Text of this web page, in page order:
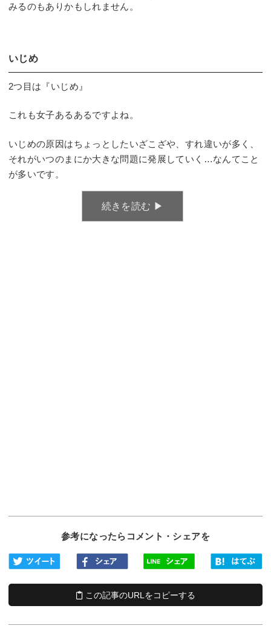
みるのもありかもしれません。
いじめ
2つ目は『いじめ』
これも女子あるあるですよね。
いじめの原因はちょっとしたいざこざや、すれ違いが多く、
それがいつのまにか大きな問題に発展していく…なんてこと
が多いです。
続きを読む ▶︎
参考になったらコメント・シェアを
この記事のURLをコピーする